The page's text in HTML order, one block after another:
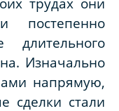
постепенно
длительного
Изначально
напрямую,
сделки стали